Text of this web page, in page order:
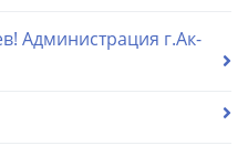
Администрация г.Ак-